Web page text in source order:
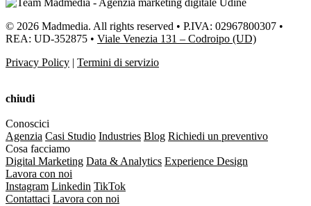
© 2026 Madmedia. All rights reserved • P.IVA: 02967800307 •
REA: UD-352875 • Viale Venezia 131 – Codroipo (UD)
Privacy Policy | Termini di servizio
chiudi
Conoscici
Agenzia Casi Studio Industries Blog Richiedi un preventivo
Cosa facciamo
Digital Marketing Data & Analytics Experience Design
Lavora con noi
Instagram Linkedin TikTok
Contattaci Lavora con noi